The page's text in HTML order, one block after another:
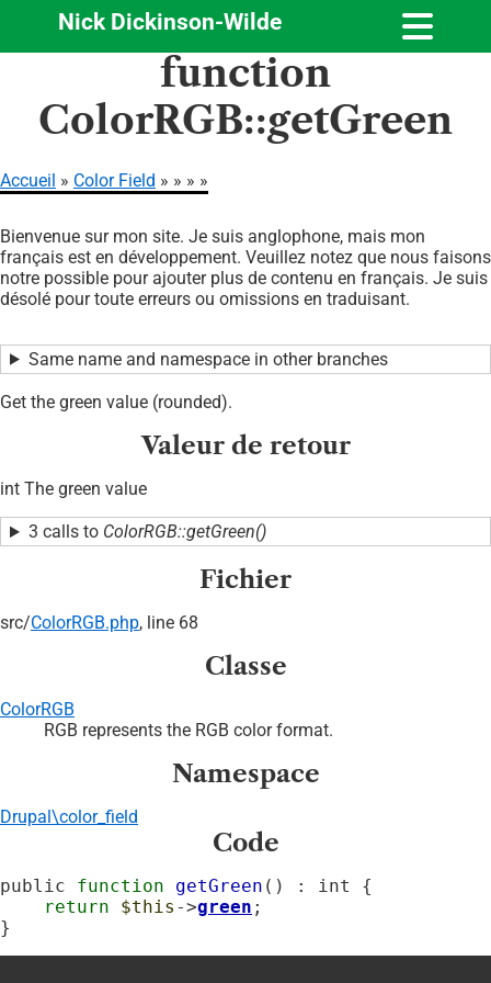
Aller
contenu
principal
Nick Dickinson-Wilde
function
ColorRGB::getGreen
d'Ariane
Accueil Color Field
Bienvenue sur mon site. Je suis anglophone, mais mon
français est en développement. Veuillez notez que nous faisons
notre possible pour ajouter plus de contenu en français. Je suis
désolé pour toute erreurs ou omissions en traduisant.
Same name and namespace in other branches
Get the green value (rounded).
Valeur de retour
int The green value
3 calls to ColorRGB::getGreen()
Fichier
src/ColorRGB.php, line 68
Classe
ColorRGB
RGB represents the RGB color format.
Namespace
Drupal\color_field
Code
public function getGreen () : int {
return
$this ->green ;
}